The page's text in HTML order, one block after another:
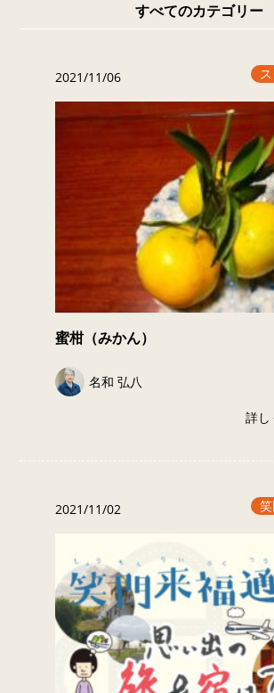
すべてのカテゴリー
2021/11/06
蜜柑（みかん）
名和 弘八
詳し
2021/11/02